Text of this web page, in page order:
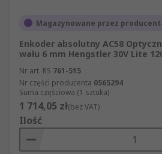
Magazynowane przez
Enkoder absolutny AC58
wału 6 mm Hengstler 30V Lite
Nr art. RS 761-515
Nr części producenta 0565294
Suma częściowa (1 sztuka)
1 714,05 zł(bez VAT)
Ilość